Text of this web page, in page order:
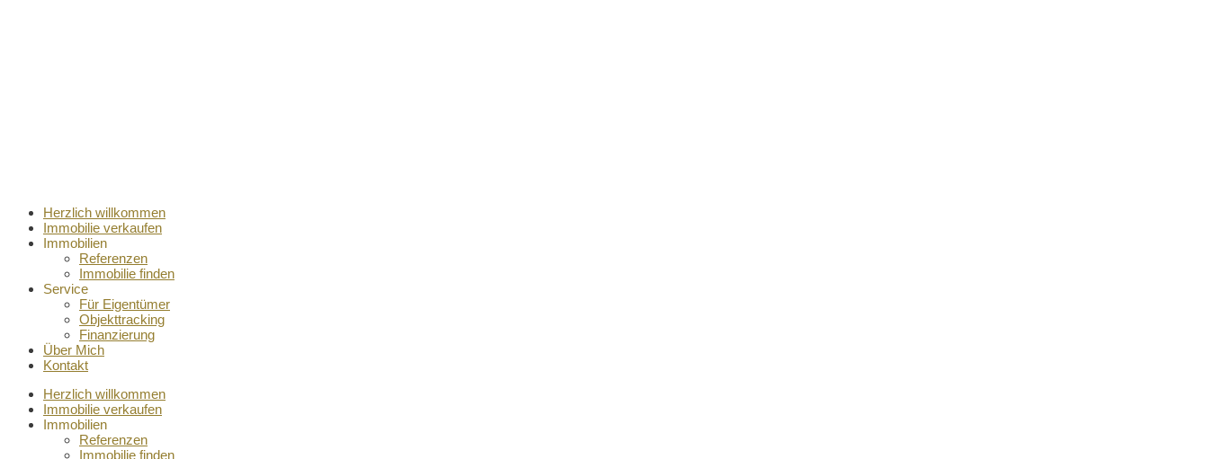
Herzlich willkommen
Immobilie verkaufen
Immobilien
Referenzen
Immobilie finden
Service
Für Eigentümer
Objekttracking
Finanzierung
Über Mich
Kontakt
Herzlich willkommen
Immobilie verkaufen
Immobilien
Referenzen
Immobilie finden